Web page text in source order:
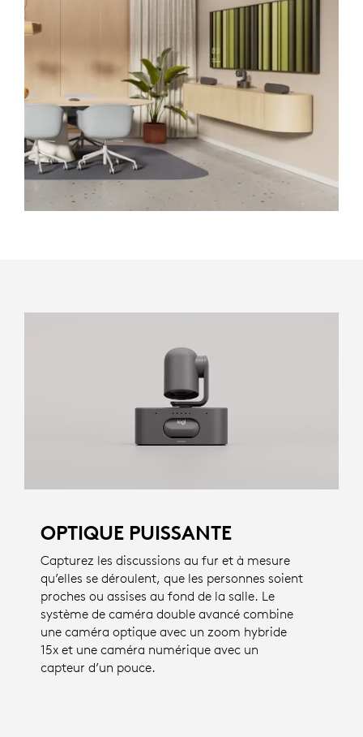
OPTIQUE PUISSANTE
Capturez les discussions au fur et à mesure
qu’elles se déroulent, que les personnes soient
proches ou assises au fond de la salle. Le
système de caméra double avancé combine
une caméra optique avec un zoom hybride
15x et une caméra numérique avec un
capteur d’un pouce.